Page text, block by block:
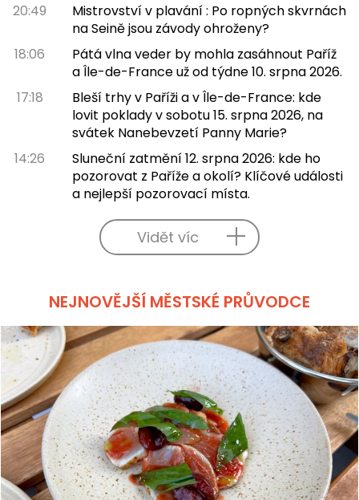
20:49
Mistrovství v plavání : Po ropných skvrnách
na Seině jsou závody ohroženy?
18:06
Pátá vlna veder by mohla zasáhnout Paříž
a Île-de-France už od týdne 10. srpna 2026.
17:18
Bleší trhy v Paříži a v Île-de-France: kde
lovit poklady v sobotu 15. srpna 2026, na
svátek Nanebevzetí Panny Marie?
14:26
Sluneční zatmění 12. srpna 2026: kde ho
pozorovat z Paříže a okolí? Klíčové události
a nejlepší pozorovací místa.
Vidět víc
NEJNOVĚJŠÍ MĚSTSKÉ PRŮVODCE